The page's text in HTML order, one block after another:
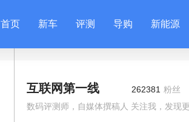
首页 新车 评测 导购 新能源
互联网第一线 262381 粉丝
数码评测师，自媒体撰稿人 关注我，发现